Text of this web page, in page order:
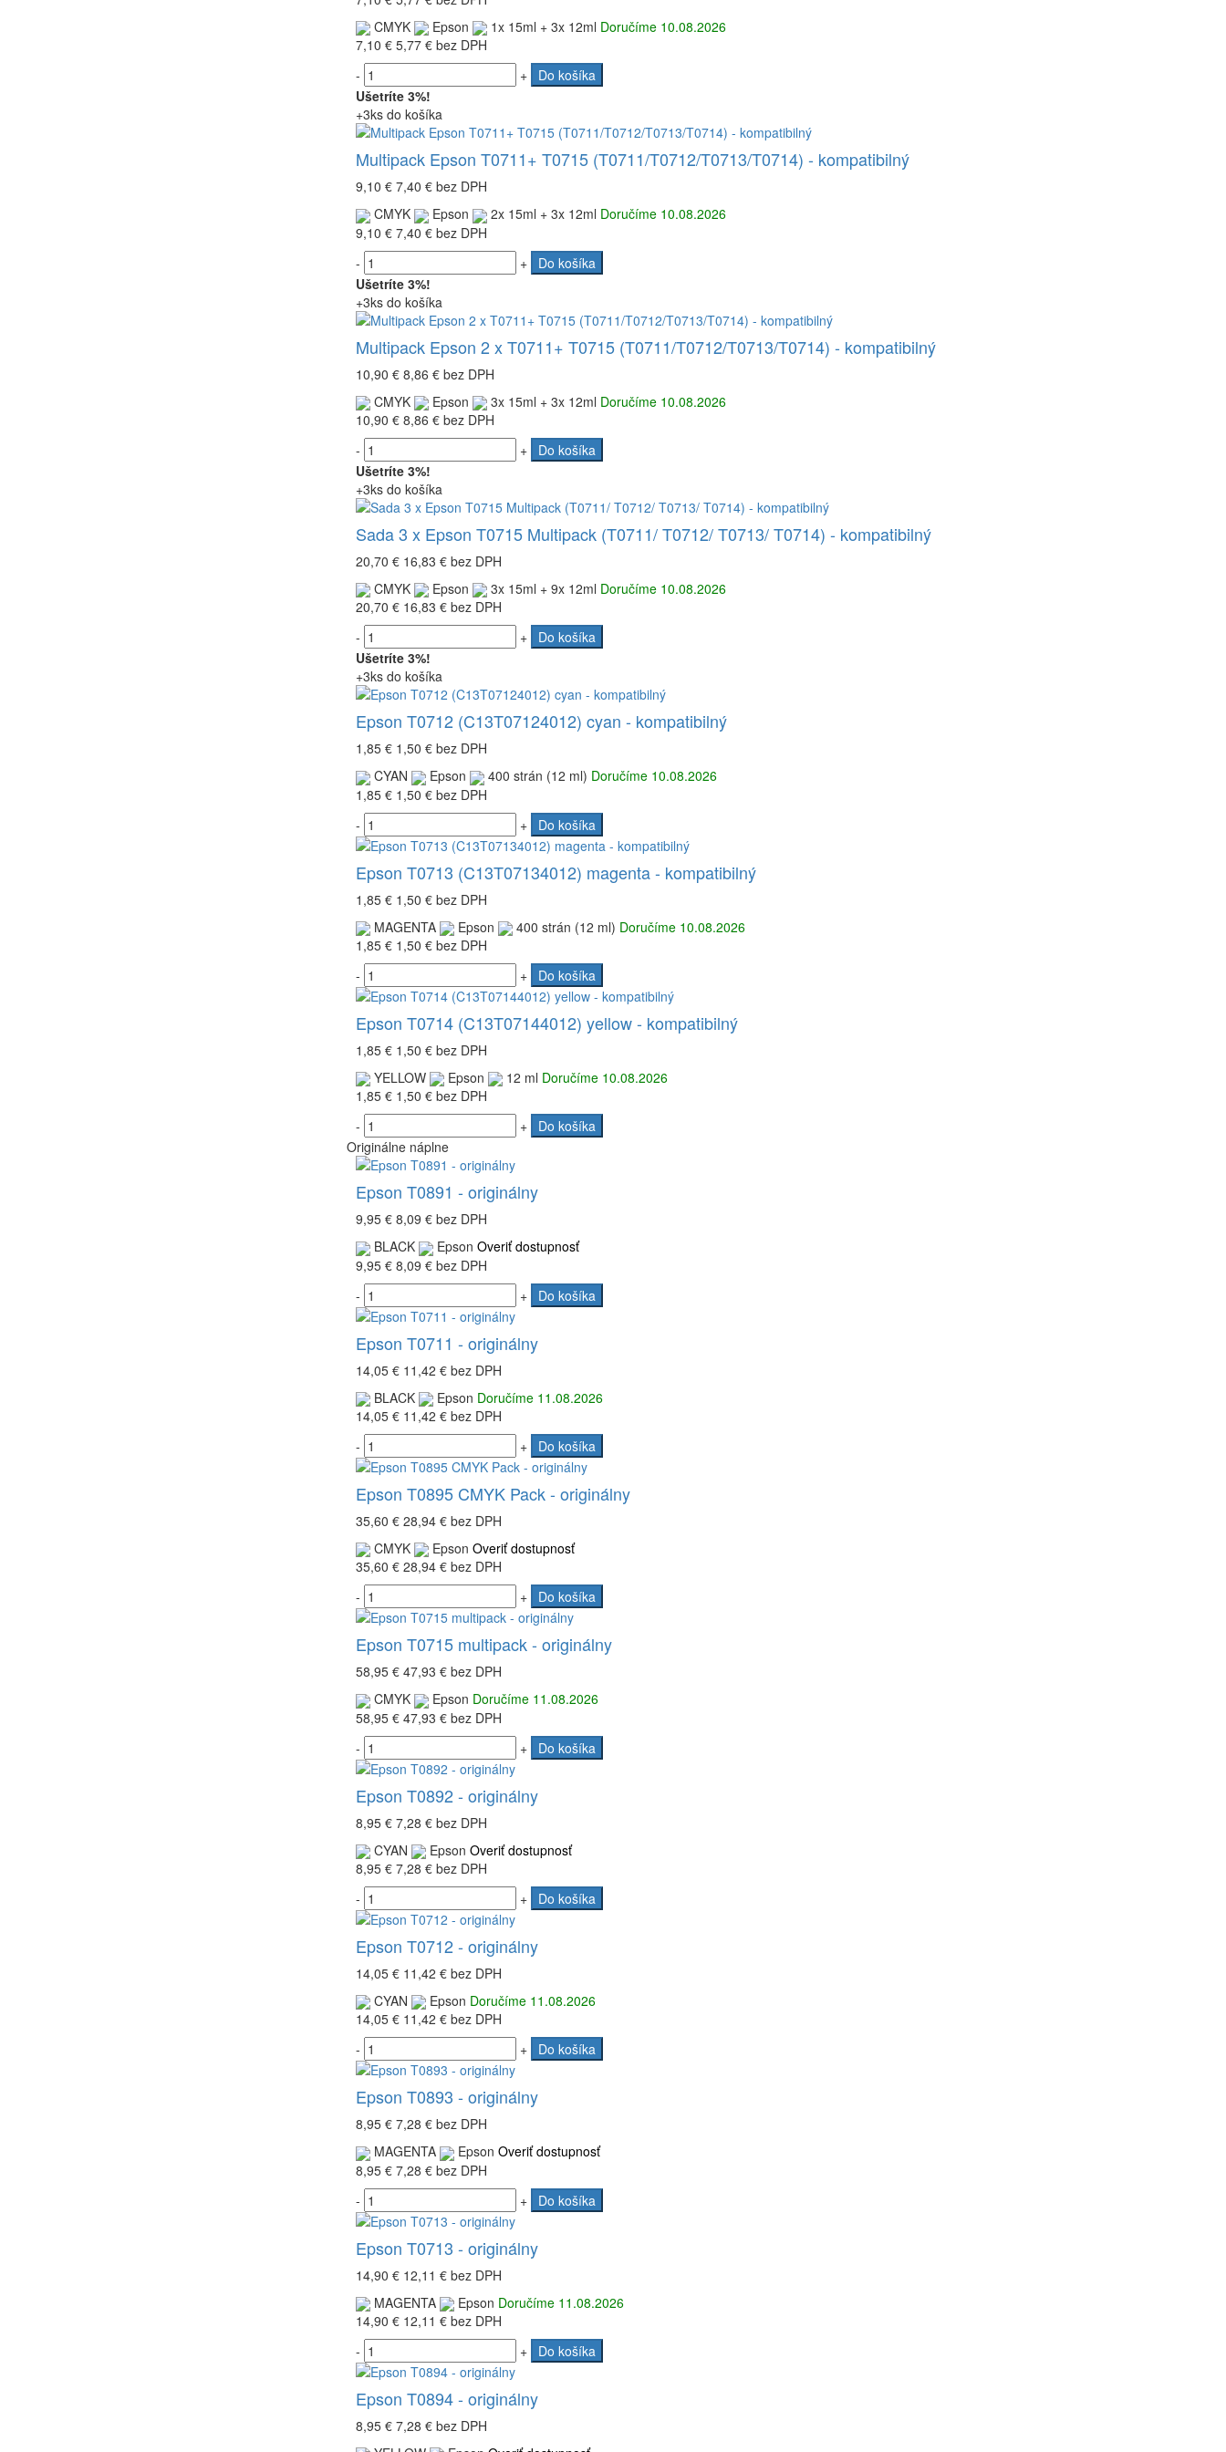
CMYK
Epson 1x 15ml + 3x 12ml Doručíme 10.08.2026
7,10 € 5,77 €bez DPH
-
+
Do košíka
Ušetríte 3%!
+3ks do košíka
Multipack Epson T0711+ T0715 (T0711/T0712/T0713/T0714) - kompatibilný
9,10 € 7,40 €bez DPH
CMYK
Epson 2x 15ml + 3x 12ml Doručíme 10.08.2026
9,10 € 7,40 €bez DPH
-
+
Do košíka
Ušetríte 3%!
+3ks do košíka
Multipack Epson 2 x T0711+ T0715 (T0711/T0712/T0713/T0714) - kompatibilný
10,90 € 8,86 €bez DPH
CMYK
Epson 3x 15ml + 3x 12ml Doručíme 10.08.2026
10,90 € 8,86 €bez DPH
-
+
Do košíka
Ušetríte 3%!
+3ks do košíka
Sada 3 x Epson T0715 Multipack (T0711/ T0712/ T0713/ T0714) - kompatibilný
20,70 € 16,83 €bez DPH
CMYK
Epson 3x 15ml + 9x 12ml Doručíme 10.08.2026
20,70 € 16,83 €bez DPH
-
+
Do košíka
Ušetríte 3%!
+3ks do košíka
Epson T0712 (C13T07124012) cyan - kompatibilný
1,85 € 1,50 €bez DPH
CYAN
Epson 400 strán (12 ml) Doručíme 10.08.2026
1,85 € 1,50 €bez DPH
-
+ Do košíka
Epson T0713 (C13T07134012) magenta - kompatibilný
1,85 € 1,50 €bez DPH
MAGENTA
Epson 400 strán (12 ml) Doručíme 10.08.2026
1,85 € 1,50 €bez DPH
-
+ Do košíka
Epson T0714 (C13T07144012) yellow - kompatibilný
1,85 € 1,50 €bez DPH
YELLOW
Epson 12 ml Doručíme 10.08.2026
1,85 € 1,50 €bez DPH
-
+
Do košíka
Originálne náplne
Epson T0891 - originálny
9,95 € 8,09 €bez DPH
BLACK
Epson Overiť dostupnosť
9,95 € 8,09 €bez DPH
-
+ Do košíka
Epson T0711 - originálny
14,05 € 11,42 €bez DPH
BLACK
Epson Doručíme 11.08.2026
14,05 € 11,42 €bez DPH
-
+ Do košíka
Epson T0895 CMYK Pack - originálny
35,60 € 28,94 €bez DPH
CMYK
Epson Overiť dostupnosť
35,60 € 28,94 €bez DPH
-
+ Do košíka
Epson T0715 multipack - originálny
58,95 € 47,93 €bez DPH
CMYK
Epson Doručíme 11.08.2026
58,95 € 47,93 €bez DPH
-
+ Do košíka
Epson T0892 - originálny
8,95 € 7,28 €bez DPH
CYAN
Epson Overiť dostupnosť
8,95 € 7,28 €bez DPH
-
+ Do košíka
Epson T0712 - originálny
14,05 € 11,42 €bez DPH
CYAN
Epson Doručíme 11.08.2026
14,05 € 11,42 €bez DPH
-
+ Do košíka
Epson T0893 - originálny
8,95 € 7,28 €bez DPH
MAGENTA
Epson Overiť dostupnosť
8,95 € 7,28 €bez DPH
-
+ Do košíka
Epson T0713 - originálny
14,90 € 12,11 €bez DPH
MAGENTA
Epson Doručíme 11.08.2026
14,90 € 12,11 €bez DPH
-
+ Do košíka
Epson T0894 - originálny
8,95 € 7,28 €bez DPH